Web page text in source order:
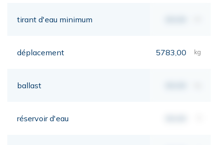
tirant d'eau minimum
déplacement 5783,00 kg
ballast
réservoir d'eau